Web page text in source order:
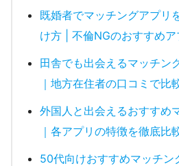
既婚者でマッチングアプリ
け方 | 不倫NGのおすすめ
田舎でも出会えるマッチン
｜地方在住者の口コミで比
外国人と出会えるおすすめ
｜各アプリの特徴を徹底比
50代向けおすすめマッチン